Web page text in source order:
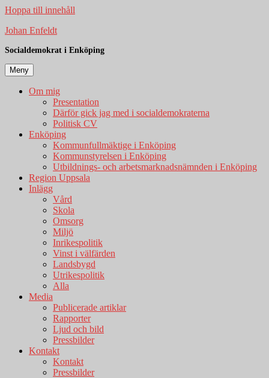
Hoppa till innehåll
Johan Enfeldt
Socialdemokrat i Enköping
Meny
Om mig
Presentation
Därför gick jag med i socialdemokraterna
Politisk CV
Enköping
Kommunfullmäktige i Enköping
Kommunstyrelsen i Enköping
Utbildnings- och arbetsmarknadsnämnden i Enköping
Region Uppsala
Inlägg
Vård
Skola
Omsorg
Miljö
Inrikespolitik
Vinst i välfärden
Landsbygd
Utrikespolitik
Alla
Media
Publicerade artiklar
Rapporter
Ljud och bild
Pressbilder
Kontakt
Kontakt
Pressbilder